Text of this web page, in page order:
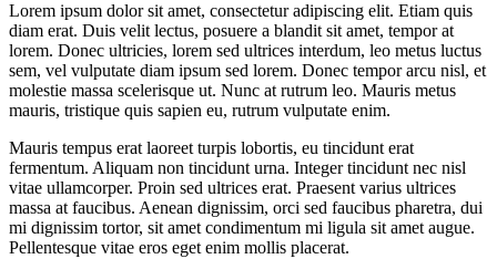
Lorem ipsum dolor sit amet, consectetur adipiscing elit. Etiam quis
diam erat. Duis velit lectus, posuere a blandit sit amet, tempor at
lorem. Donec ultricies, lorem sed ultrices interdum, leo metus luctus
sem, vel vulputate diam ipsum sed lorem. Donec tempor arcu nisl, et
molestie massa scelerisque ut. Nunc at rutrum leo. Mauris metus
mauris, tristique quis sapien eu, rutrum vulputate enim.
Mauris tempus erat laoreet turpis lobortis, eu tincidunt erat
fermentum. Aliquam non tincidunt urna. Integer tincidunt nec nisl
vitae ullamcorper. Proin sed ultrices erat. Praesent varius ultrices
massa at faucibus. Aenean dignissim, orci sed faucibus pharetra, dui
mi dignissim tortor, sit amet condimentum mi ligula sit amet augue.
Pellentesque vitae eros eget enim mollis placerat.